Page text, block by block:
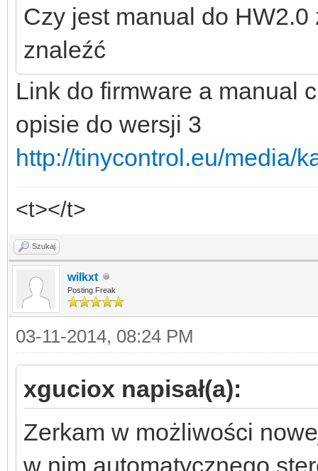
Czy jest manual do
znaleźć
Link do firmware a manual
opisie do wersji 3
http://tinycontrol.eu/media/
<t></t>
Szukaj
wilkxt
Posting Freak
03-11-2014, 08:24 PM
xguciox napisał(a):
Zerkam w możliwości
w nim automatycznego